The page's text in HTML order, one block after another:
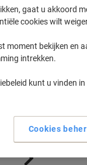
gaat u akkoord
cookies wilt
moment bekijken en
intrekken.
kunt u vinden in
Cookies